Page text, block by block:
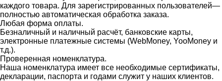
каждого товара. Для зарегистрированных пользователей—
полностью автоматическая обработка заказа.
Любая форма оплаты.
Безналичный и наличный расчёт, банковские карты,
электронные платежные системы (WebMoney, YooMoney и
т.д.).
Проверенная номенклатура.
Наша номенклатура имеет все необходимые сертификаты,
декларации, паспорта и годами служит у наших клиентов.